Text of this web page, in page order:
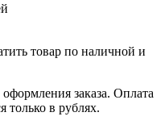
товар по наличной и
заказа. Оплата
только в рублях.